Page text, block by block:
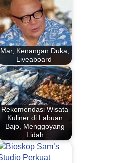
Mar, Kenangan Duka,
Liveaboard
Rekomendasi Wisata
Kuliner di Labuan
Bajo, Menggoyang
Lidah